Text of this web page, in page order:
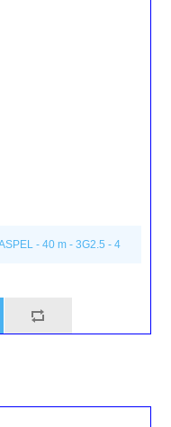
- 40 m - 3G2.5 - 4